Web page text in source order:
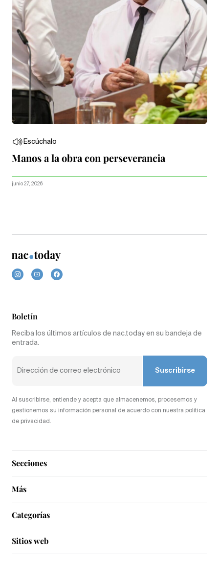
Escúchalo
Manos a la obra con perseverancia
junio 27, 2026
Secciones
Más
Boletín
Reciba los últimos artículos de nac.today en su bandeja de
entrada.
Suscribirse
Al suscribirse, entiende y acepta que almacenemos, procesemos y
gestionemos su información personal de acuerdo con nuestra política
de privacidad.
Categorías
Sitios web